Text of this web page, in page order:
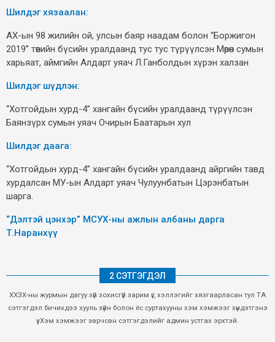
Шилдэг хязаалан:
АХ-ын 98 жилийн ой, улсын баяр наадам болон “Боржигон
2019” төвийн бүсийн уралдаанд тус тус түрүүлсэн Мөрөн сумын
харьяат, аймгийн Алдарт уяач Л.Ганболдын хүрэн халзан
Шилдэг шүдлэн:
“Хотгойдын хурд-4” хангайн бүсийн уралдаанд түрүүлсэн
Баянзүрх сумын уяач Очирын Баатарын хул
Шилдэг даага:
“Хотгойдын хурд-4” хангайн бүсийн уралдаанд айргийн тавд
хурдалсан МУ-ын Алдарт уяач Чулуунбатын Цэрэнбатын
шарга.
“Дэлтэй цэнхэр” МСУХ-ны ажлын албаны дарга
Т.Наранхүү
2 СЭТГЭГДЭЛ
ХХЗХ-ны журмын дагуу зүй зохисгүй зарим үг, хэллэгийг хязгаарласан тул ТА
сэтгэгдэл бичихдээ хууль зүйн болон ёс суртахууны хэм хэмжээг хүндэтгэнэ
үү. Хэм хэмжээг зөрчсөн сэтгэгдэлийг админ устгах эрхтэй.